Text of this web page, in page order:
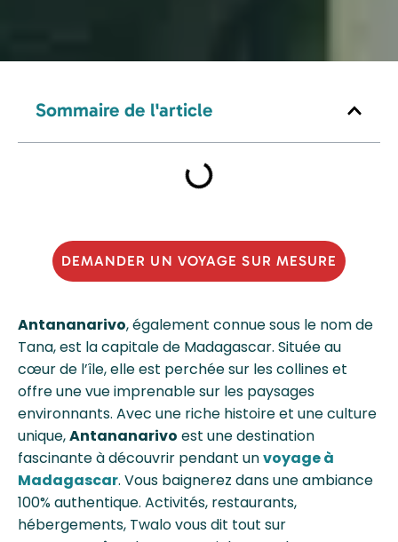
Antananarivo, également connue sous le nom de
Tana, est la capitale de Madagascar. Située au
cœur de l’île, elle est perchée sur les collines et
offre une vue imprenable sur les paysages
environnants. Avec une riche histoire et une culture
unique,Antananarivo est une destination
fascinante à découvrir pendant unvoyage à
Madagascar. Vous baignerez dans une ambiance
100% authentique. Activités, restaurants,
hébergements, Twalo vous dit tout sur
Sommaire de l'article
DEMANDER UN VOYAGE SUR MESURE